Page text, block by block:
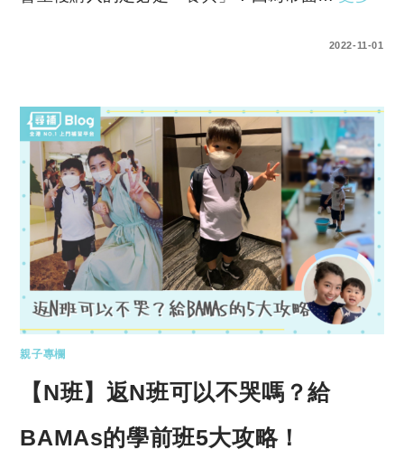
2022-11-01
親子專欄
【N班】返N班可以不哭嗎？給
BAMAs的學前班5大攻略！